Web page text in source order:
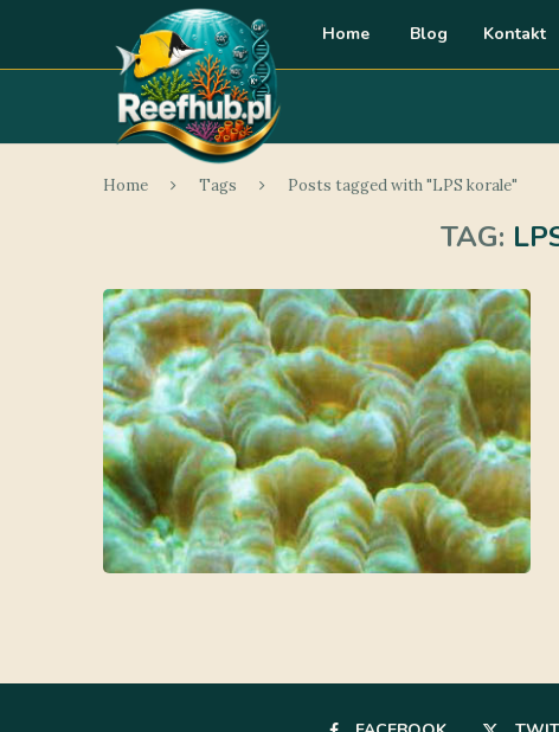
Home Blog Kontakt
Home Tags Posts tagged with "LPS korale"
TAG: